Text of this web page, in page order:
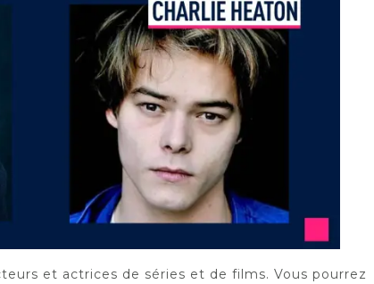
et actrices de séries et de films. Vous pourrez